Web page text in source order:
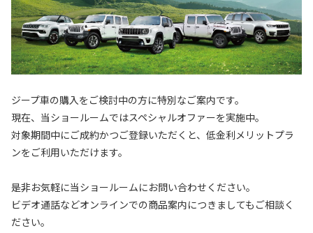
ジープ車の購入をご検討中の方に特別なご案内です。
現在、当ショールームではスペシャルオファーを実施中。
対象期間中にご成約かつご登録いただくと、低金利メリットプラ
ンをご利用いただけます。
是非お気軽に当ショールームにお問い合わせください。
ビデオ通話などオンラインでの商品案内につきましてもご相談く
ださい。